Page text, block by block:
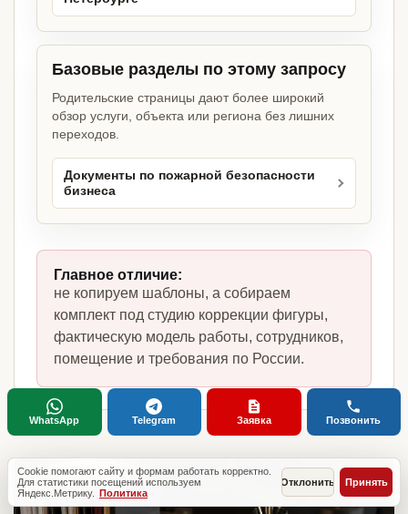
Базовые разделы по этому запросу
Родительские страницы дают более широкий
обзор услуги, объекта или региона без лишних
переходов.
Документы по пожарной безопасности
бизнеса
Главное отличие:
не копируем шаблоны, а собираем
комплект под студию коррекции фигуры,
фактическую модель работы, сотрудников,
помещение и требования по России.
Cookie помогают сайту и формам работать корректно.
Для статистики посещений используем
Яндекс.Метрику. Политика
Отклонить Принять
WhatsApp Telegram Заявка Позвонить